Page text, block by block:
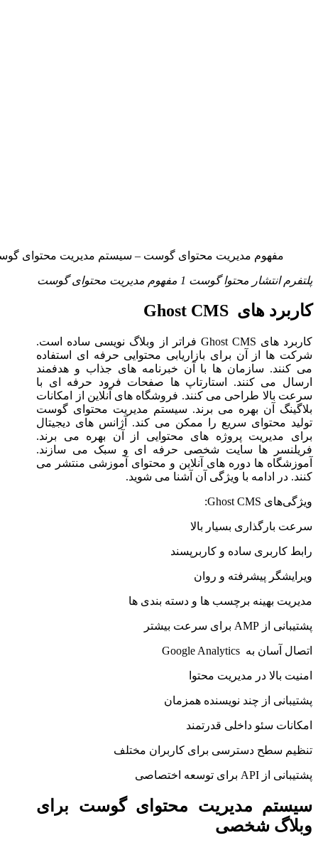
مفهوم مدیریت محتوای گوست – سیستم مدیریت محتوای
پلتفرم انتشار محتوا گوست 1 مفهوم مدیریت محتوای گوست
کاربرد های Ghost CMS
کاربرد های Ghost CMS فراتر از وبلاگ ‌نویسی ساده است.
شرکت ‌ها از آن برای بازاریابی محتوایی حرفه ‌ای استفاده
می ‌کنند. سازمان ‌ها با آن خبرنامه‌ های جذاب و هدفمند
ارسال می‌ کنند. استارتاپ‌ ها صفحات فرود حرفه‌ ای با
سرعت بالا طراحی می ‌کنند. فروشگاه‌ های آنلاین از امکانات
بلاگینگ آن بهره می ‌برند. سیستم مدیریت محتوای گوست
تولید محتوای سریع را ممکن می‌ کند. آژانس ‌های دیجیتال
برای مدیریت پروژه‌ های محتوایی از آن بهره می ‌برند.
فریلنسر ها سایت شخصی حرفه ‌ای و سبک می‌ سازند.
آموزشگاه‌ ها دوره ‌های آنلاین و محتوای آموزشی منتشر می‌
کنند. در ادامه با ویژگی آن آشنا می شوید.
ویژگی‌های Ghost CMS:
سرعت بارگذاری بسیار بالا
رابط کاربری ساده و کاربرپسند
ویرایشگر پیشرفته و روان
مدیریت بهینه برچسب ‌ها و دسته ‌بندی‌ ها
پشتیبانی از AMP برای سرعت بیشتر
اتصال آسان به Google Analytics
امنیت بالا در مدیریت محتوا
پشتیبانی از چند نویسنده همزمان
امکانات سئو داخلی قدرتمند
تنظیم سطح دسترسی برای کاربران مختلف
پشتیبانی از API برای توسعه اختصاصی
سیستم مدیریت محتوای گوست برای
وبلاگ شخصی